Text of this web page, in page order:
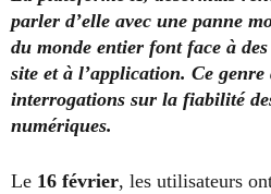
parler d’elle avec une panne
du monde entier font face à
site et à l’application. Ce genre
interrogations sur la fiabilité
numériques.
Le 16 février, les utilisateurs